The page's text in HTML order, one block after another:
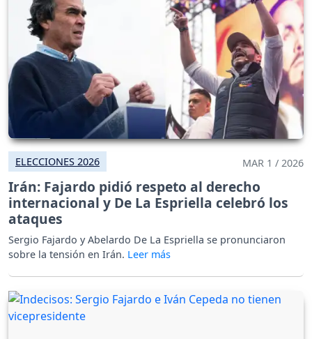
ELECCIONES 2026 MAR 1 / 2026
Irán: Fajardo pidió respeto al derecho
internacional y De La Espriella celebró los
ataques
Sergio Fajardo y Abelardo De La Espriella se pronunciaron
sobre la tensión en Irán.